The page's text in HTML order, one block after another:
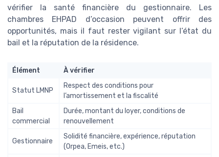
vérifier la santé financière du gestionnaire. Les
chambres EHPAD d’occasion peuvent offrir des
opportunités, mais il faut rester vigilant sur l’état du
bail et la réputation de la résidence.
Élément À vérifier
Statut LMNP
Respect des conditions pour
l’amortissement et la fiscalité
Bail
commercial
Durée, montant du loyer, conditions de
renouvellement
Gestionnaire
Solidité financière, expérience, réputation
(Orpea, Emeis, etc.)